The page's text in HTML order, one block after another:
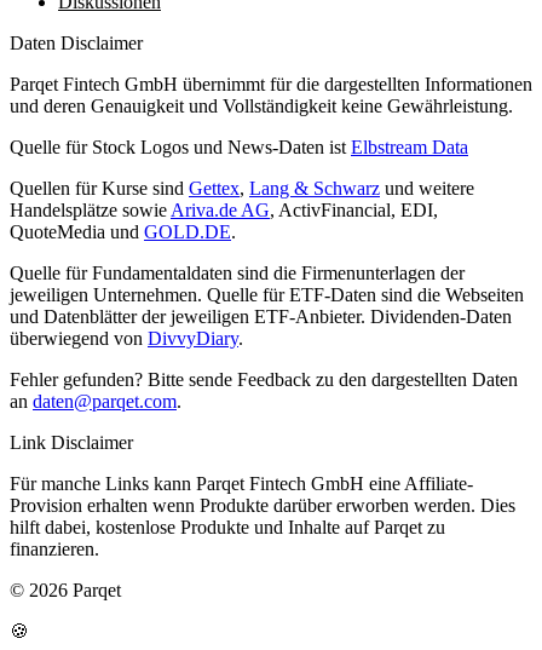
Daten Disclaimer
Parqet Fintech GmbH übernimmt für die dargestellten Informationen
und deren Genauigkeit und Vollständigkeit keine Gewährleistung.
Quelle für Stock Logos und News-Daten ist Elbstream Data
Quellen für Kurse sind Gettex, Lang & Schwarz und weitere
Handelsplätze sowie Ariva.de AG, ActivFinancial, EDI,
QuoteMedia und GOLD.DE.
Quelle für Fundamentaldaten sind die Firmenunterlagen der
jeweiligen Unternehmen. Quelle für ETF-Daten sind die Webseiten
und Datenblätter der jeweiligen ETF-Anbieter. Dividenden-Daten
überwiegend von DivvyDiary.
Fehler gefunden? Bitte sende Feedback zu den dargestellten Daten
an daten@parqet.com.
Link Disclaimer
Für manche Links kann Parqet Fintech GmbH eine Affiliate-
Provision erhalten wenn Produkte darüber erworben werden. Dies
hilft dabei, kostenlose Produkte und Inhalte auf Parqet zu
finanzieren.
© 2026 Parqet
🍪